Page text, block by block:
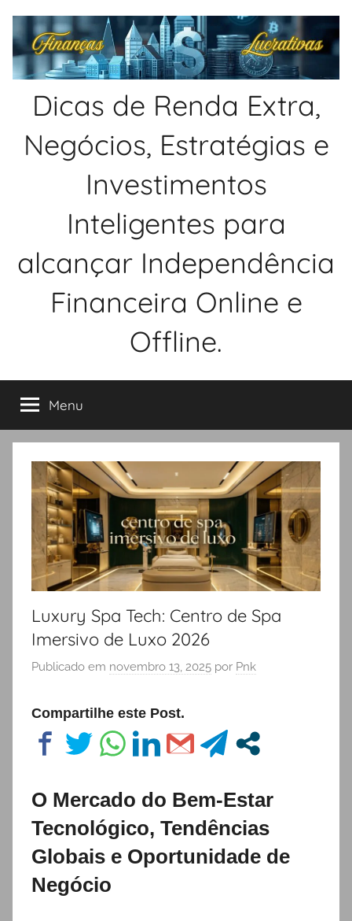
para
conteúdo
Dicas de Renda Extra,
Negócios, Estratégias e
Investimentos
Inteligentes para
alcançar Independência
Financeira Online e
Offline.
Menu
Luxury Spa Tech: Centro de Spa
Imersivo de Luxo 2026
Publicado em novembro 13, 2025 por Pnk
Compartilhe este Post.
O Mercado do Bem-Estar
Tecnológico, Tendências
Globais e Oportunidade de
Negócio